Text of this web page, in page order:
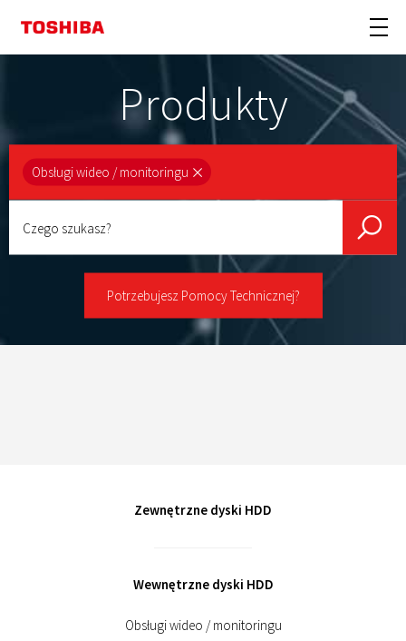
Produkty
Obsługi wideo / monitoringu
Czego
szukasz?
Potrzebujesz Pomocy Technicznej?
Zewnętrzne dyski HDD
Wewnętrzne dyski HDD
Obsługi wideo / monitoringu